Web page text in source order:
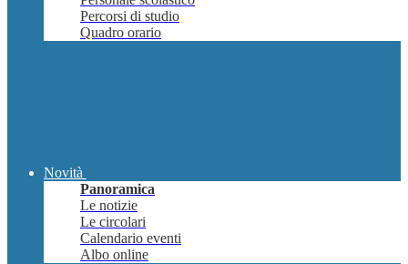
Percorsi di studio
Quadro orario
Novità
Panoramica
Le notizie
Le circolari
Calendario eventi
Albo online